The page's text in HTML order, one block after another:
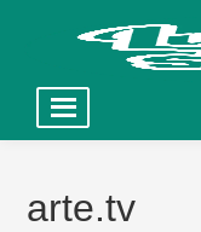
contentarte.tv